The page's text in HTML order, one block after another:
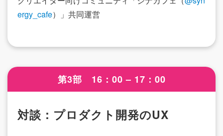
ergy_cafe）」共同運営
第3部 16：00 – 17：00
対談：プロダクト開発のUX